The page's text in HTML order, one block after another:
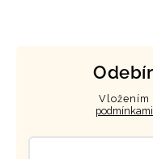
Vložením